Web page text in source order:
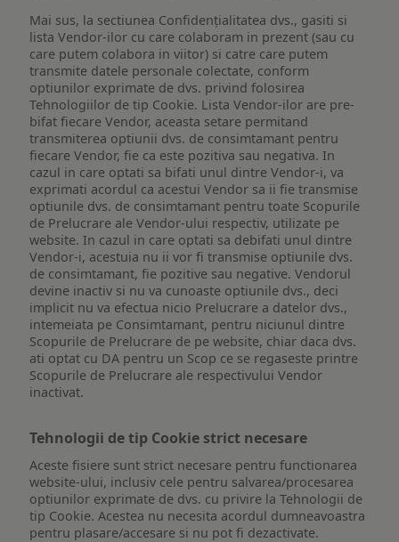
Mai sus, la sectiunea Confidențialitatea dvs., gasiti si
lista Vendor-ilor cu care colaboram in prezent (sau cu
care putem colabora in viitor) si catre care putem
transmite datele personale colectate, conform
optiunilor exprimate de dvs. privind folosirea
Tehnologiilor de tip Cookie. Lista Vendor-ilor are pre-
bifat fiecare Vendor, aceasta setare permitand
transmiterea optiunii dvs. de consimtamant pentru
fiecare Vendor, fie ca este pozitiva sau negativa. In
cazul in care optati sa bifati unul dintre Vendor-i, va
exprimati acordul ca acestui Vendor sa ii fie transmise
optiunile dvs. de consimtamant pentru toate Scopurile
de Prelucrare ale Vendor-ului respectiv, utilizate pe
website. In cazul in care optati sa debifati unul dintre
Vendor-i, acestuia nu ii vor fi transmise optiunile dvs.
de consimtamant, fie pozitive sau negative. Vendorul
devine inactiv si nu va cunoaste optiunile dvs., deci
implicit nu va efectua nicio Prelucrare a datelor dvs.,
intemeiata pe Consimtamant, pentru niciunul dintre
Scopurile de Prelucrare de pe website, chiar daca dvs.
ati optat cu DA pentru un Scop ce se regaseste printre
Scopurile de Prelucrare ale respectivului Vendor
inactivat.
Tehnologii de tip Cookie strict necesare
Aceste fisiere sunt strict necesare pentru functionarea
website-ului, inclusiv cele pentru salvarea/procesarea
optiunilor exprimate de dvs. cu privire la Tehnologii de
tip Cookie. Acestea nu necesita acordul dumneavoastra
pentru plasare/accesare si nu pot fi dezactivate.